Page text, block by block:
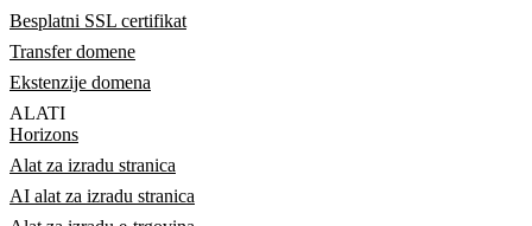
Besplatni SSL certifikat
Transfer domene
Ekstenzije domena
ALATI
Horizons
Alat za izradu stranica
AI alat za izradu stranica